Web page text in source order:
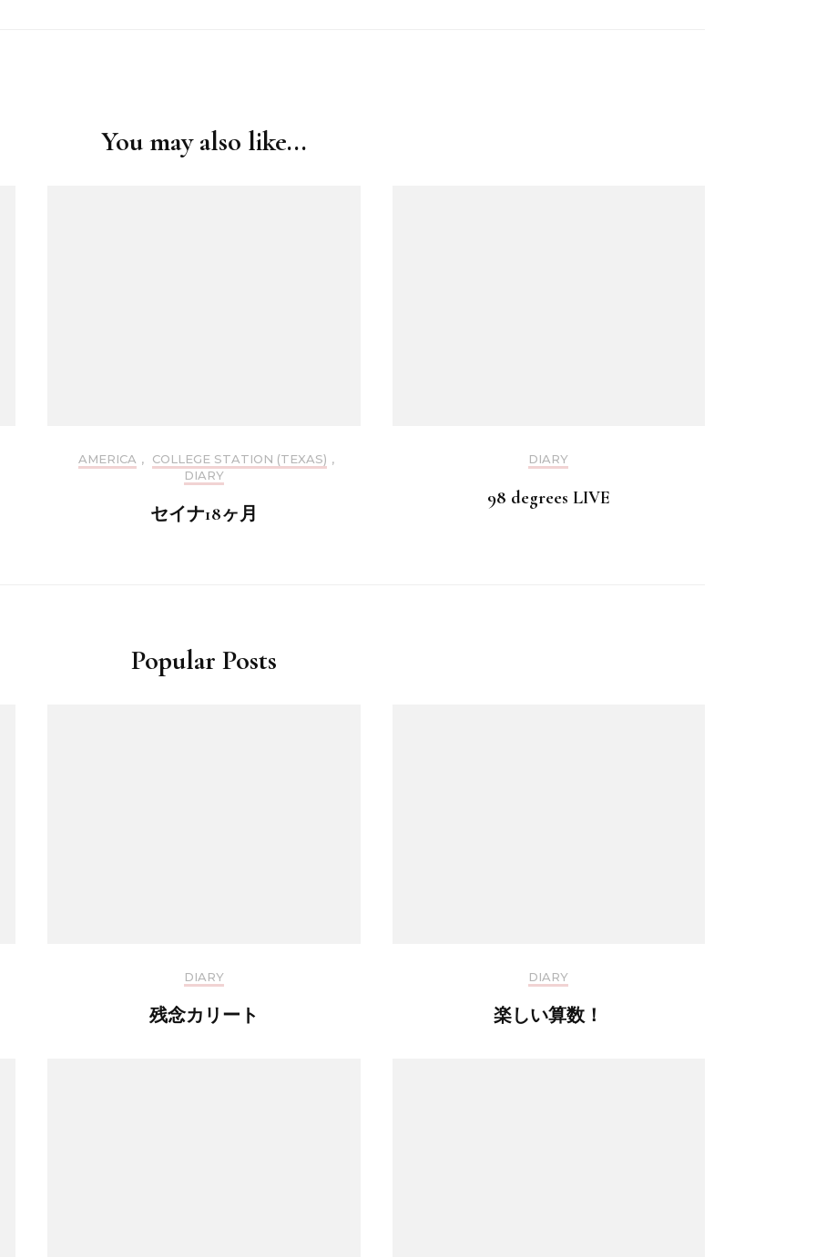
You may also like...
AMERICA , COLLEGE STATION (TEXAS) ,
DIARY
セイナ18ヶ月
DIARY
98 degrees LIVE
Popular Posts
DIARY
残念カリート
DIARY
楽しい算数！